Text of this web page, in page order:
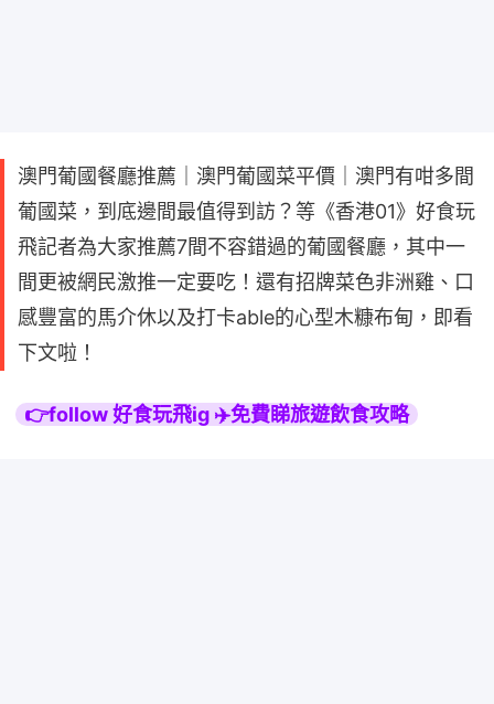
澳門葡國餐廳推薦｜澳門葡國菜平價｜澳門有咁多間
葡國菜，到底邊間最值得到訪？等《香港01》好食玩
飛記者為大家推薦7間不容錯過的葡國餐廳，其中一
間更被網民激推一定要吃！還有招牌菜色非洲雞、口
感豐富的馬介休以及打卡able的心型木糠布甸，即看
下文啦！
👉follow 好食玩飛ig ✈️免費睇旅遊飲食攻略